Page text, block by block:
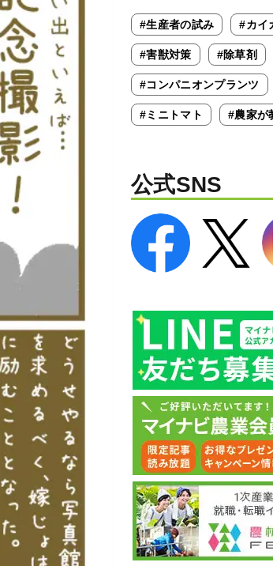
#生産者の試み #カイ
#害獣対策 #除草剤
#コンパニオンプランツ
#ミニトマト #農家が
公式SNS